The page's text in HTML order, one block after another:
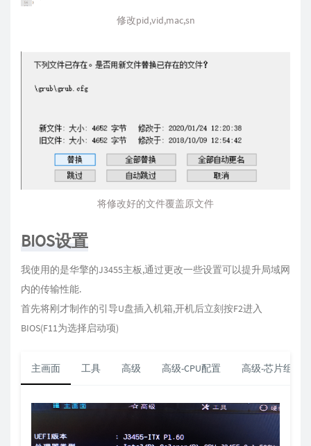
修改pid,vid,mac,sn
将修改好的文件覆盖原文件
BIOS设置
我使用的是华擎的J3455主板,通过更改一些设置可以提升局域网
内的传输性能.
首先将刚才制作的引导U盘插入机箱,开机后立刻按F2进入
BIOS(F11为选择启动项)
主画面 工具 高级 高级-CPU配置 高级-芯片组配